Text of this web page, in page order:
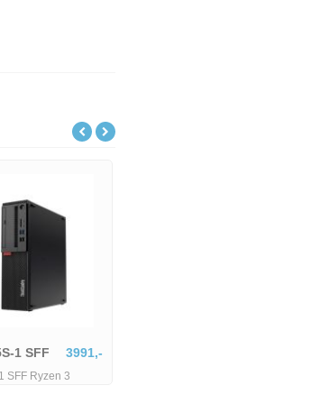
Lenovo M75S-1 SFF
Lenovo M75S-1 SFF Ryzen 3